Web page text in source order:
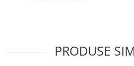
PRODUSE